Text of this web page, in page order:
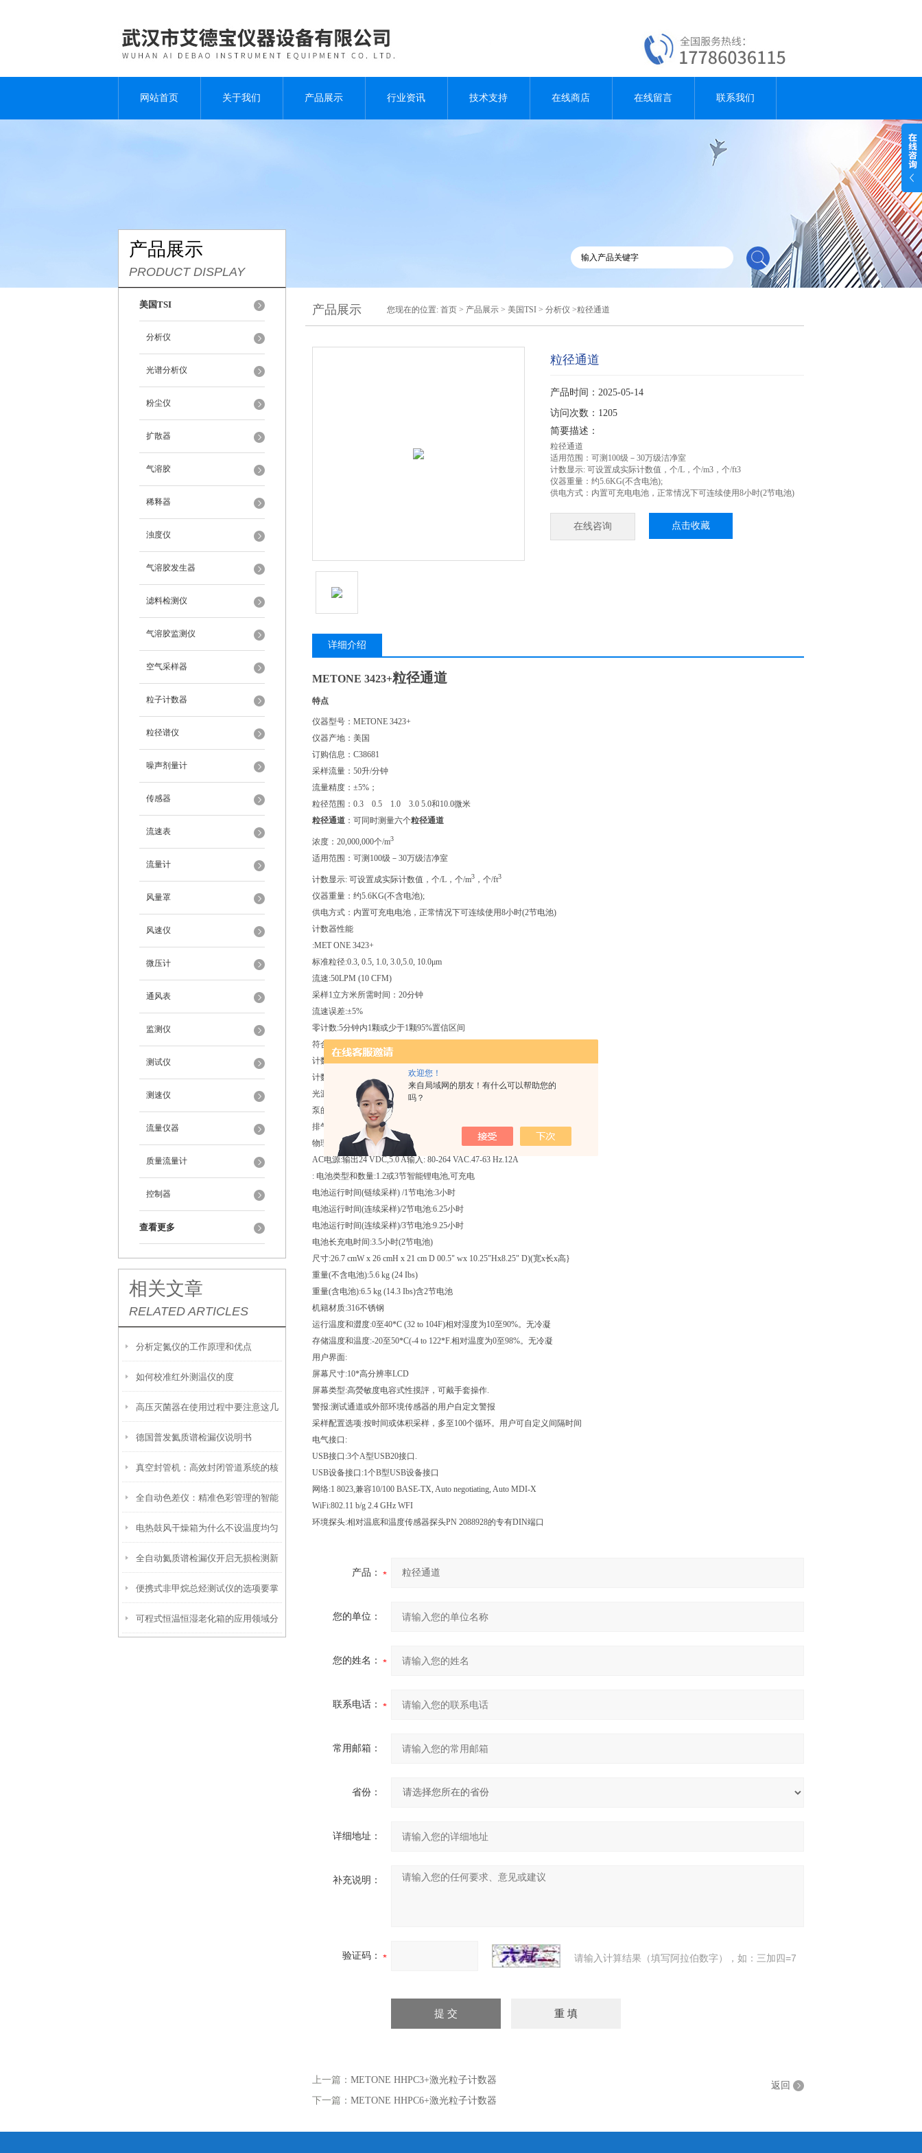
欢迎您！
来自局域网的朋友！有什么可以帮助您的
吗？
网站首页 关于我们 产品展示 行业资讯 技术支持 在线商店 在线留言 联系我们
产品展示
PRODUCT DISPLAY
美国TSI
分析仪
光谱分析仪
粉尘仪
扩散器
气溶胶
稀释器
浊度仪
气溶胶发生器
滤料检测仪
气溶胶监测仪
空气采样器
粒子计数器
粒径谱仪
噪声剂量计
传感器
流速表
流量计
风量罩
风速仪
微压计
通风表
监测仪
测试仪
测速仪
流量仪器
质量流量计
控制器
查看更多
相关文章
RELATED ARTICLES
分析定氮仪的工作原理和优点
如何校准红外测温仪的度
高压灭菌器在使用过程中要注意这几
点事项
德国普发氦质谱检漏仪说明书
真空封管机：高效封闭管道系统的核
心设备
全自动色差仪：精准色彩管理的智能
之眼
电热鼓风干燥箱为什么不设温度均匀
度参数？
全自动氦质谱检漏仪开启无损检测新
篇章
便携式非甲烷总烃测试仪的选项要掌
握这些内容
可程式恒温恒湿老化箱的应用领域分
产品展示 您现在的位置: 首页 > 产品展示 > 美国TSI > 分析仪 >粒径通道
粒径通道
产品时间：2025-05-14
访问次数：1205
简要描述：
粒径通道
适用范围：可测100级－30万级洁净室
计数显示: 可设置成实际计数值，个/L，个/m3，个/ft3
仪器重量：约5.6KG(不含电池);
供电方式：内置可充电电池，正常情况下可连续使用8小时(2节电池)
在线咨询 点击收藏
详细介绍
METONE 3423+粒径通道
特点
仪器型号：METONE 3423+
仪器产地：美国
订购信息：C38681
采样流量：50升/分钟
流量精度：±5%；
粒径范围：0.3 0.5 1.0 3.0 5.0和10.0微米
粒径通道 ：可同时测量六个粒径通道
浓度：20,000,000个/m3
适用范围：可测100级－30万级洁净室
计数显示: 可设置成实际计数值，个/L，个/m3 ，个/ft3
仪器重量：约5.6KG(不含电池);
供电方式：内置可充电电池，正常情况下可连续使用8小时(2节电池)
计数器性能
:MET ONE 3423+
标准粒径:0.3, 0.5, 1.0, 3.0,5.0, 10.0μm
流速:50LPM (10 CFM)
采样1立方米所需时间：20分钟
流速误差:±5%
零计数:5分钟内1颗或少于1颗95%置信区间
符合损失:20,000,000顾粒/m3时为10%
计数效率-50%:在0.3 um时为50%±20%
计数效率-100%:在0.45 um时为100% ±10%
光源:长寿命的激光二极管，平均*时间为10年
泵的类型:按ISO 3标准过滤，3/8" NPT管件
排气阀:提供3/8" NPT管件
物理和电气规格:
AC电源:输出24 VDC,5.0 A输入: 80-264 VAC.47-63 Hz.12A
: 电池类型和数量:1.2或3节智能锂电池,可充电
电池运行时间(链续采样) /1节电池:3小时
电池运行时间(连续采样)/2节电池:6.25小时
电池运行时间(连续采样)/3节电池:9.25小时
电池长充电时间:3.5小时(2节电池)
尺寸:26.7 cmW x 26 cmH x 21 cm D 00.5" wx 10.25"Hx8.25" D)(宽x长x高}
重量(不含电池):5.6 kg (24 Ibs)
重量(含电池):6.5 kg (14.3 Ibs)含2节电池
机籍材质:316不锈钢
运行温度和澀度:0至40*C (32 to 104F)相对湿度为10至90%。无冷凝
存储温度和温度:-20至50*C(-4 to 122*F.相对温度为0至98%。无冷凝
用户界面:
屏幕尺寸:10*高分辨率LCD
屏幕类型:高熒敏度电容式性摸評，可戴手套操作.
警报:测试通道或外部环境传感器的用户自定文警报
采样配置选项:按时间或体积采样，多至100个循环。用户可自定义间隔时间
电气接口:
USB接口:3个A型USB20接口.
USB设备接口:1个B型USB设备接口
网络:1 8023,兼容10/100 BASE-TX, Auto negotiating, Auto MDI-X
WiFi:802.11 b/g 2.4 GHz WFI
环境探头:相对温底和温度传感器探头PN 2088928的专有DIN端口
产品：
您的单位：
您的姓名：
联系电话：
常用邮箱：
省份：
详细地址：
补充说明：
验证码： 请输入计算结果（填写阿拉伯数字），如：三加四=7
上一篇： METONE HHPC3+激光粒子计数器
下一篇： ​METONE HHPC6+激光粒子计数器
返回